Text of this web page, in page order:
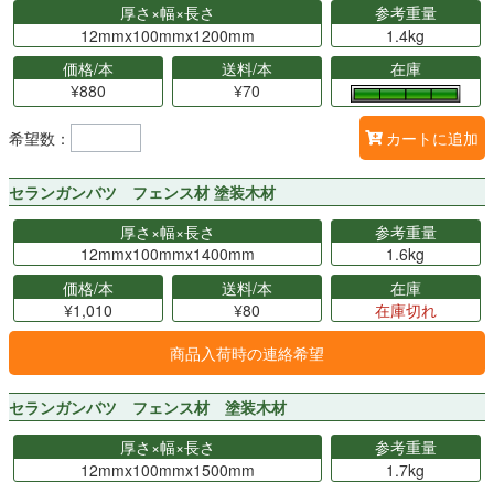
厚さ×幅×長さ
12mmx100mmx1200mm
参考重量
1.4kg
価格/本
¥880
送料/本
¥70
在庫
希望数： カートに追加
セランガンバツ フェンス材 塗装木材
厚さ×幅×長さ
12mmx100mmx1400mm
参考重量
1.6kg
価格/本
¥1,010
送料/本
¥80
在庫
在庫切れ
商品入荷時の連絡希望
セランガンバツ フェンス材 塗装木材
厚さ×幅×長さ
12mmx100mmx1500mm
参考重量
1.7kg